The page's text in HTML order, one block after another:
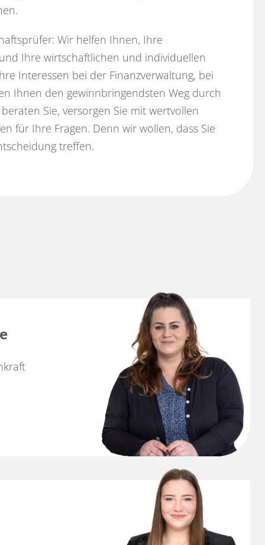
Wir helfen Ihnen, Ihre
Ihre wirtschaftlichen und individuellen
Interessen bei der Finanzverwaltung, bei
Ihnen den gewinnbringendsten Weg durch
Sie, versorgen Sie mit wertvollen
für Ihre Fragen. Denn wir wollen, dass Sie
treffen.